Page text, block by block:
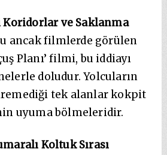
ve Saklanma
ancak filmlerde görülen
Planı’ filmi, bu iddiayı
doludur. Yolcuların
tek alanlar kokpit
uyuma bölmeleridir.
Koltuk Sırası